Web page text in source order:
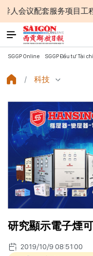
项目工程认定标准
SGGP Online SGGP Đầu tư Tài
科技
研究顯示電子煙
2019/10/9 08:51:00